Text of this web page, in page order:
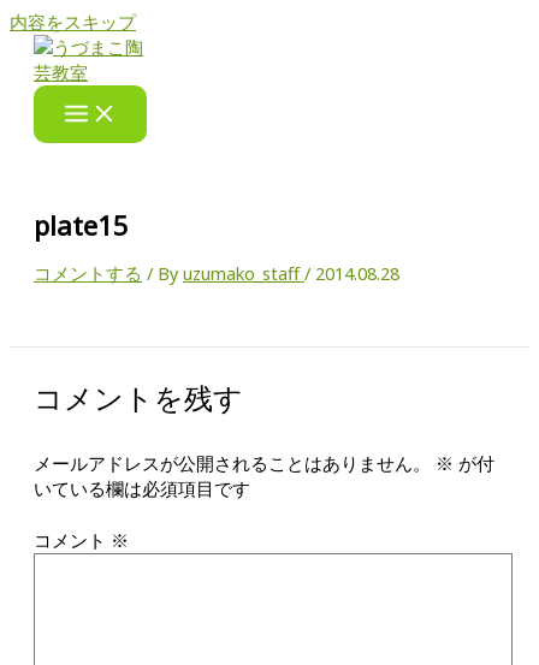
内容をスキップ
plate15
コメントする / Byuzumako_staff/ 2014.08.28
コメントを残す
メールアドレスが公開されることはありません。 ※ が付
いている欄は必須項目です
コメント ※